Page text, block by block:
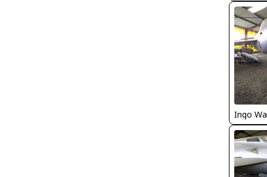
Ingo